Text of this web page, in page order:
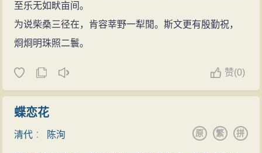
至乐无如畎亩间。
为说柴桑三径在，肯容莘野一犁閒。斯文更有殷勤祝，
烱烱明珠照二鬟。
赞(0)
蝶恋花
清代 ： 陈洵 拼
繁
原